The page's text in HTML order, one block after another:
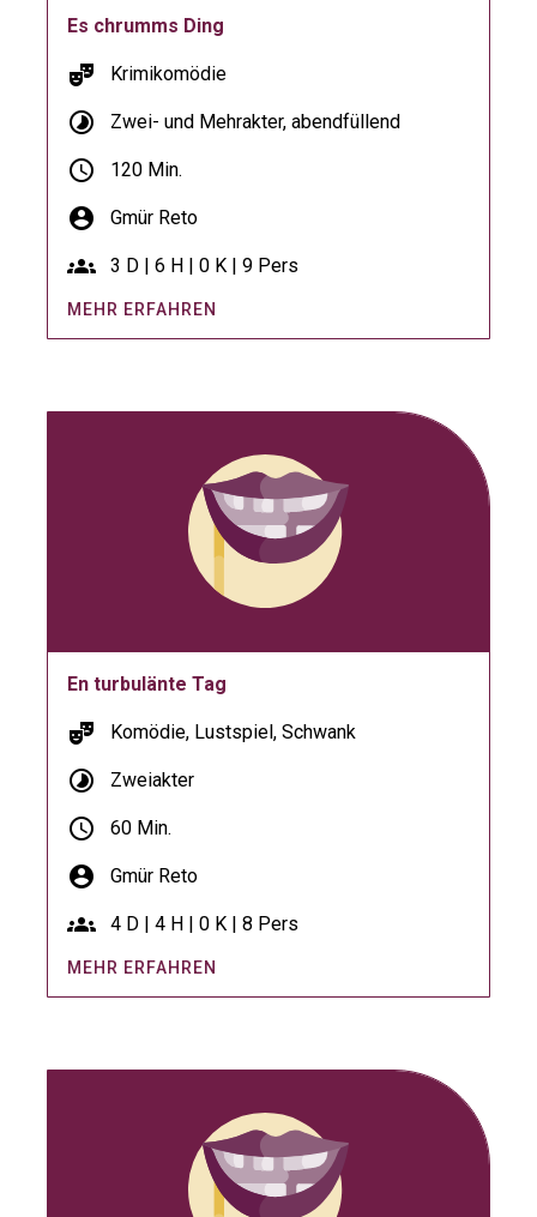
Es chrumms Ding
theater_comedy Krimikomödie
timelapse Zwei- und Mehrakter, abendfüllend
schedule 120 Min.
account_circle Gmür Reto
groups 3 D | 6 H | 0 K | 9 Pers
MEHR ERFAHREN
En turbulänte Tag
theater_comedy Komödie, Lustspiel, Schwank
timelapse Zweiakter
schedule 60 Min.
account_circle Gmür Reto
groups 4 D | 4 H | 0 K | 8 Pers
MEHR ERFAHREN